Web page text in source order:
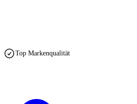
Top Markenqualität